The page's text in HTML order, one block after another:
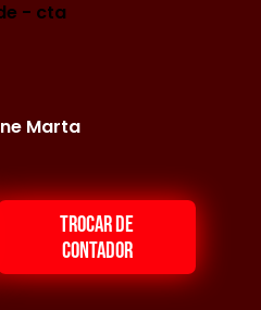
Marta
TROCAR DE
CONTADOR